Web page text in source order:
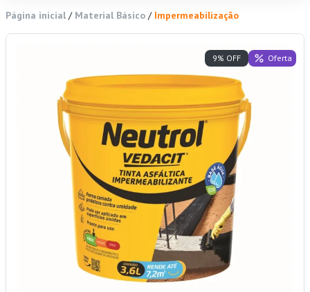
Página inicial / Material Básico / Impermeabilização
9% OFF Oferta